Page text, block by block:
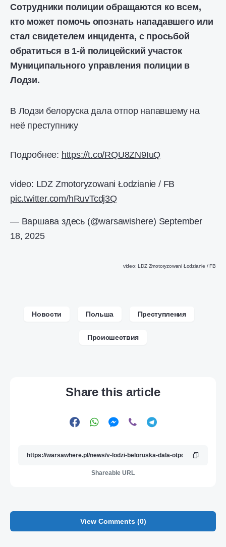
Сотрудники полиции обращаются ко всем,
кто может помочь опознать нападавшего или
стал свидетелем инцидента, с просьбой
обратиться в 1-й полицейский участок
Муниципального управления полиции в
Лодзи.
В Лодзи белоруска дала отпор напавшему на
неё преступнику
Подробнее: https://t.co/RQU8ZN9IuQ
video: LDZ Zmotoryzowani Łodzianie / FB
pic.twitter.com/hRuvTcdj3Q
— Варшава здесь (@warsawishere) September
18, 2025
video: LDZ Zmotoryzowani Łodzianie / FB
Новости Польша Преступления
Происшествия
Share this article
Shareable URL
View Comments (0)